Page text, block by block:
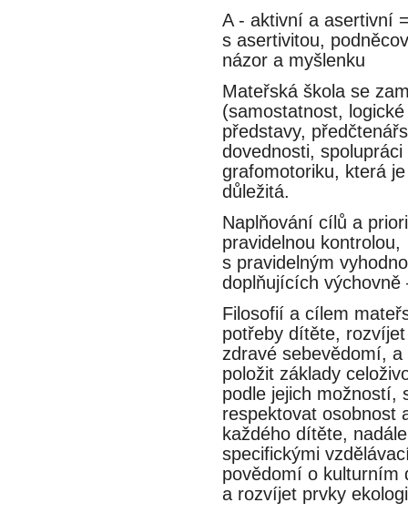
A - aktivní a asertivní
s asertivitou,
názor a myšlenku
Mateřská škola se
(samostatnost,
představy,
dovednosti,
grafomotoriku, která
důležitá.
Naplňování cílů a
pravidelnou kontrolou,
s pravidelným
doplňujících
Filosofií a cílem
potřeby dítěte,
zdravé sebevědomí,
položit základy
podle jejich možností,
respektovat osobnost
každého dítěte,
specifickými
povědomí o kulturním
a rozvíjet prvky